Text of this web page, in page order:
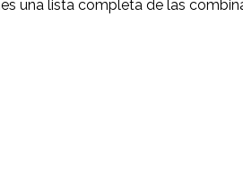
una lista completa de las